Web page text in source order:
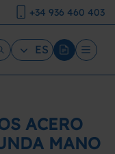
+34 936 460 403
ES
ACERO
MANO